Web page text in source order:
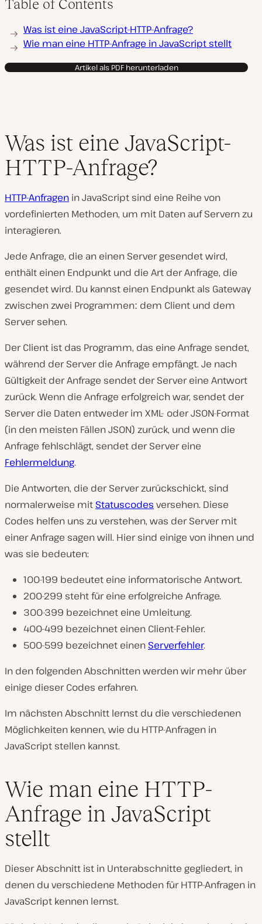
Table of Contents
Was ist eine JavaScript-HTTP-Anfrage?
Wie man eine HTTP-Anfrage in JavaScript stellt
Artikel als PDF herunterladen
Was ist eine JavaScript-
HTTP-Anfrage?
HTTP-Anfragen in JavaScript sind eine Reihe von
vordefinierten Methoden, um mit Daten auf Servern zu
interagieren.
Jede Anfrage, die an einen Server gesendet wird,
enthält einen Endpunkt und die Art der Anfrage, die
gesendet wird. Du kannst einen Endpunkt als Gateway
zwischen zwei Programmenː dem Client und dem
Server sehen.
Der Client ist das Programm, das eine Anfrage sendet,
während der Server die Anfrage empfängt. Je nach
Gültigkeit der Anfrage sendet der Server eine Antwort
zurück. Wenn die Anfrage erfolgreich war, sendet der
Server die Daten entweder im XML- oder JSON-Format
(in den meisten Fällen JSON) zurück, und wenn die
Anfrage fehlschlägt, sendet der Server eine
Fehlermeldung.
Die Antworten, die der Server zurückschickt, sind
normalerweise mit Statuscodes versehen. Diese
Codes helfen uns zu verstehen, was der Server mit
einer Anfrage sagen will. Hier sind einige von ihnen und
was sie bedeuten:
100-199 bedeutet eine informatorische Antwort.
200-299 steht für eine erfolgreiche Anfrage.
300-399 bezeichnet eine Umleitung.
400-499 bezeichnet einen Client-Fehler.
500-599 bezeichnet einen Serverfehler.
In den folgenden Abschnitten werden wir mehr über
einige dieser Codes erfahren.
Im nächsten Abschnitt lernst du die verschiedenen
Möglichkeiten kennen, wie du HTTP-Anfragen in
JavaScript stellen kannst.
Wie man eine HTTP-
Anfrage in JavaScript
stellt
Dieser Abschnitt ist in Unterabschnitte gegliedert, in
denen du verschiedene Methoden für HTTP-Anfragen in
JavaScript kennen lernst.